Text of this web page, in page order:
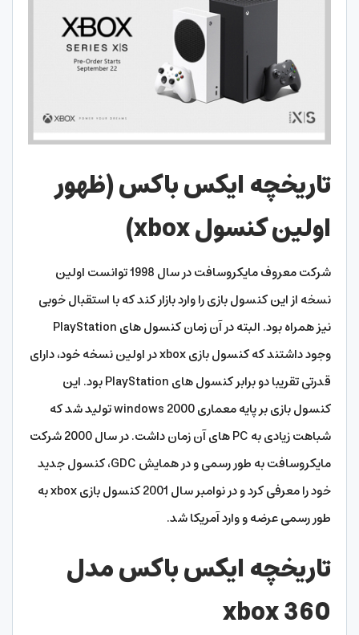
تاریخچه ایکس باکس (ظهور
اولین کنسول xbox)
شرکت معروف مایکروسافت در سال 1998 توانست اولین
نسخه از این کنسول بازی را وارد بازار کند که با استقبال خوبی
نیز همراه بود. البته در آن زمان کنسول های PlayStation
وجود داشتند که کنسول بازی xbox در اولین نسخه خود، دارای
قدرتی تقریبا دو برابر کنسول های PlayStation بود. این
کنسول بازی بر پایه معماری windows 2000 تولید شد که
شباهت زیادی به PC های آن زمان داشت. در سال 2000 شرکت
مایکروسافت به طور رسمی و در همایش GDC، کنسول جدید
خود را معرفی کرد و در نوامبر سال 2001 کنسول بازی xbox به
طور رسمی عرضه و وارد آمریکا شد.
تاریخچه ایکس باکس مدل
xbox 360